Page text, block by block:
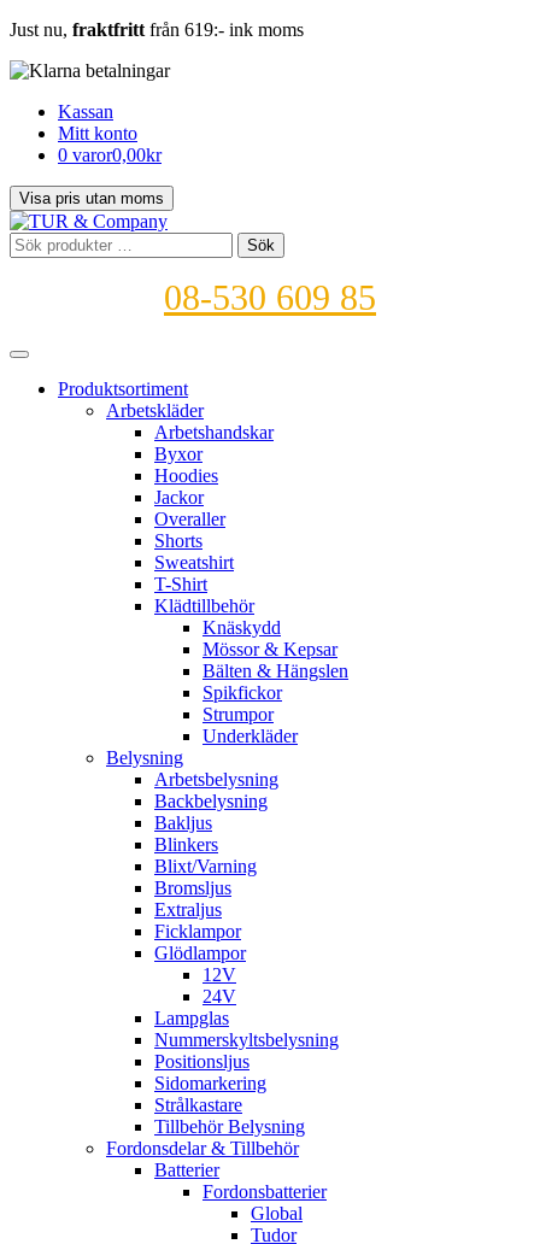
Just nu, fraktfritt från 619:- ink moms
Kassan
Mitt konto
0 varor0,00kr
Sök
efter:
Sök
08-530 609 85
Produktsortiment
Arbetskläder
Arbetshandskar
Byxor
Hoodies
Jackor
Overaller
Shorts
Sweatshirt
T-Shirt
Klädtillbehör
Knäskydd
Mössor & Kepsar
Bälten & Hängslen
Spikfickor
Strumpor
Underkläder
Belysning
Arbetsbelysning
Backbelysning
Bakljus
Blinkers
Blixt/Varning
Bromsljus
Extraljus
Ficklampor
Glödlampor
12V
24V
Lampglas
Nummerskyltsbelysning
Positionsljus
Sidomarkering
Strålkastare
Tillbehör Belysning
Fordonsdelar & Tillbehör
Batterier
Fordonsbatterier
Global
Tudor